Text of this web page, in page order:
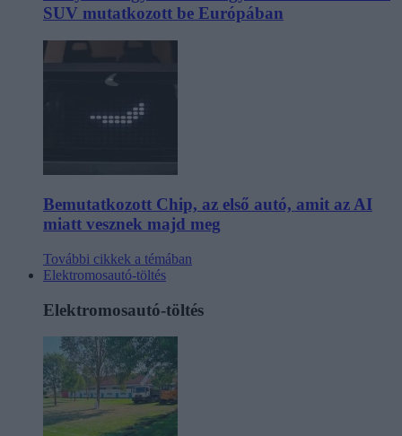
SUV mutatkozott be Európában
Bemutatkozott Chip, az első autó, amit az AI
miatt vesznek majd meg
További cikkek a témában
Elektromosautó-töltés
Elektromosautó-töltés